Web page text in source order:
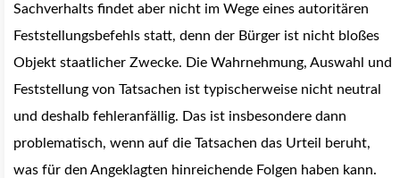
Sachverhalts findet aber nicht im Wege eines autoritären
Feststellungsbefehls statt, denn der Bürger ist nicht bloßes
Objekt staatlicher Zwecke. Die Wahrnehmung, Auswahl und
Feststellung von Tatsachen ist typischerweise nicht neutral
und deshalb fehleranfällig. Das ist insbesondere dann
problematisch, wenn auf die Tatsachen das Urteil beruht,
was für den Angeklagten hinreichende Folgen haben kann.